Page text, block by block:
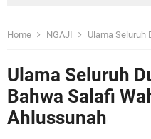
Home NGAJI Ulama Seluruh
Ulama Seluruh
Bahwa Salafi
Ahlussunah